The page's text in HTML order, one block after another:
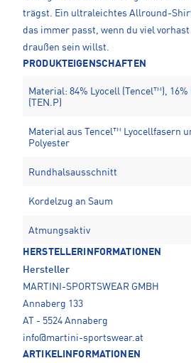
trägst. Ein ultraleichtes Allround-
das immer passt, wenn du viel
draußen sein willst.
PRODUKTEIGENSCHAFTEN
Material: 84% Lyocell (Tencel™),
(TEN.P)
Material aus Tencel™ Lyocellfasern
Polyester
Rundhalsausschnitt
Kordelzug an Saum
Atmungsaktiv
HERSTELLERINFORMATIONEN
Hersteller
MARTINI-SPORTSWEAR GMBH
Annaberg 133
AT - 5524 Annaberg
info@martini-sportswear.at
ARTIKELINFORMATIONEN